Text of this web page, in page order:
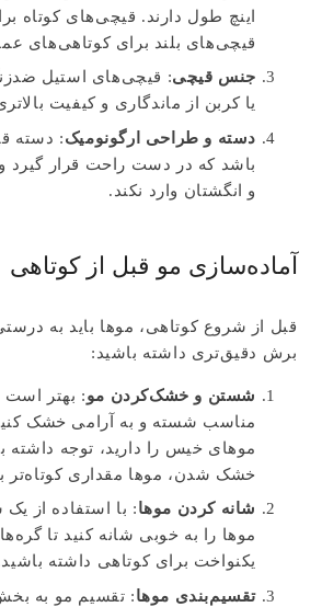
اینچ طول دارند. قیچی‌های کوتاه
قیچی‌های بلند برای کوتاهی‌های
جنس قیچی: قیچی‌های استیل
یا کربن از ماندگاری و کیفیت
دسته و طراحی ارگونومیک: دسته
باشد که در دست راحت قرار گیرد
و انگشتان وارد نکند.
آماده‌سازی مو قبل از کوتاهی
قبل از شروع کوتاهی، موها باید به
برش دقیق‌تری داشته باشید:
شستن و خشک‌کردن مو: بهتر است
مناسب شسته و به آرامی خشک
موهای خیس را دارید، توجه داشته
خشک شدن، موها مقداری کوتاه‌تر
شانه کردن موها: با استفاده از یک
موها را به خوبی شانه کنید تا
یکنواخت برای کوتاهی داشته
تقسیم‌بندی موها: تقسیم مو به